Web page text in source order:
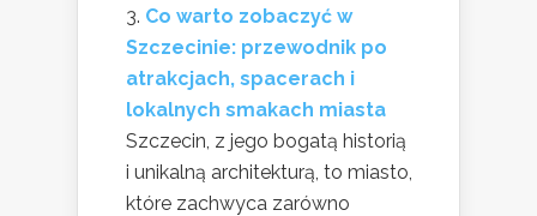
Co warto zobaczyć w
Szczecinie: przewodnik po
atrakcjach, spacerach i
lokalnych smakach miasta
Szczecin, z jego bogatą historią
i unikalną architekturą, to miasto,
które zachwyca zarówno